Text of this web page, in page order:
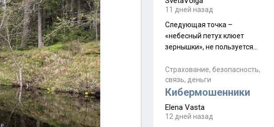
семьи, из тех, кого называют
"вязаные кипы". С 2022-го
11 дней назад
Следующая точка –
«небесный петух клюет
зернышки», не пользуется
заслужено, и чтобы попасть
на начало тропы показали
водителю карту, иначе
Пошли туда, потому что я
Страхование, безопасность,
связь, деньги
Кибермошенники
Elena Vasta
12 дней назад